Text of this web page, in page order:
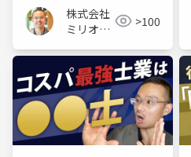
株式会社
ミリオン
>100